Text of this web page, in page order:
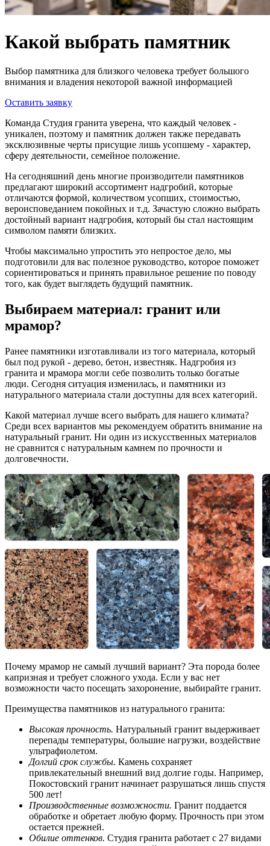
Какой выбрать памятник
Выбор памятника для близкого человека требует большого
внимания и владения некоторой важной информацией
Оставить заявку
Команда Студия гранита уверена, что каждый человек -
уникален, поэтому и памятник должен также передавать
эксклюзивные черты присущие лишь усопшему - характер,
сферу деятельности, семейное положение.
На сегодняшний день многие производители памятников
предлагают широкий ассортимент надгробий, которые
отличаются формой, количеством усопших, стоимостью,
вероисповеданием покойных и т.д. Зачастую сложно выбрать
достойный вариант надгробия, который бы стал настоящим
символом памяти близких.
Чтобы максимально упростить это непростое дело, мы
подготовили для вас полезное руководство, которое поможет
сориентироваться и принять правильное решение по поводу
того, как будет выглядеть будущий памятник.
Выбираем материал: гранит или
мрамор?
Ранее памятники изготавливали из того материала, который
был под рукой - дерево, бетон, известняк. Надгробия из
гранита и мрамора могли себе позволить только богатые
люди. Сегодня ситуация изменилась, и памятники из
натурального материала стали доступны для всех категорий.
Какой материал лучше всего выбрать для нашего климата?
Среди всех вариантов мы рекомендуем обратить внимание на
натуральный гранит. Ни один из искусственных материалов
не сравнится с натуральным камнем по прочности и
долговечности.
Почему мрамор не самый лучший вариант? Эта порода более
капризная и требует сложного ухода. Если у вас нет
возможности часто посещать захоронение, выбирайте гранит.
Преимущества памятников из натурального гранита:
Высокая прочность. Натуральный гранит выдерживает
перепады температуры, большие нагрузки, воздействие
ультрафиолетом.
Долгий срок службы. Камень сохраняет
привлекательный внешний вид долгие годы. Например,
Покостовский гранит начинает разрушаться лишь спустя
500 лет!
Производственные возможности. Гранит поддается
обработке и обретает любую форму. Прочность при этом
остается прежней.
Обилие оттенков. Студия гранита работает с 27 видами